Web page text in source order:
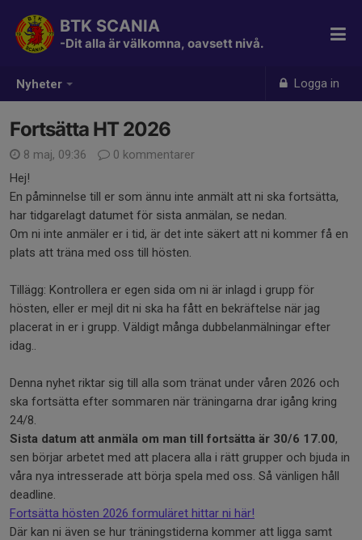
Nyheter Logga in
BTK SCANIA
-Dit alla är välkomna, oavsett nivå.
Fortsätta HT 2026
8 maj, 09:36
0 kommentarer
Hej!
En påminnelse till er som ännu inte anmält att ni ska fortsätta,
har tidgarelagt datumet för sista anmälan, se nedan.
Om ni inte anmäler er i tid, är det inte säkert att ni kommer få en
plats att träna med oss till hösten.
Tillägg: Kontrollera er egen sida om ni är inlagd i grupp för
hösten, eller er mejl dit ni ska ha fått en bekräftelse när jag
placerat in er i grupp. Väldigt många dubbelanmälningar efter
idag..
Denna nyhet riktar sig till alla som tränat under våren 2026 och
ska fortsätta efter sommaren när träningarna drar igång kring
24/8.
Sista datum att anmäla om man till fortsätta är 30/6 17.00,
sen börjar arbetet med att placera alla i rätt grupper och bjuda in
våra nya intresserade att börja spela med oss. Så vänligen håll
deadline.
Fortsätta hösten 2026 formuläret hittar ni här!
Där kan ni även se hur träningstiderna kommer att ligga samt